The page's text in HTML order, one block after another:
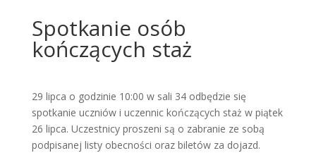
Spotkanie osób
kończących staż
29 lipca o godzinie 10:00 w sali 34 odbędzie się
spotkanie uczniów i uczennic kończących staż w piątek
26 lipca. Uczestnicy proszeni są o zabranie ze sobą
podpisanej listy obecności oraz biletów za dojazd.